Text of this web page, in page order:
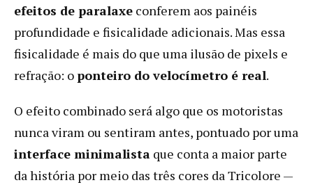
efeitos de paralaxe conferem aos painéis
profundidade e fisicalidade adicionais. Mas essa
fisicalidade é mais do que uma ilusão de pixels e
refração: o ponteiro do velocímetro é real.
O efeito combinado será algo que os motoristas
nunca viram ou sentiram antes, pontuado por uma
interface minimalista que conta a maior parte
da história por meio das três cores da Tricolore —